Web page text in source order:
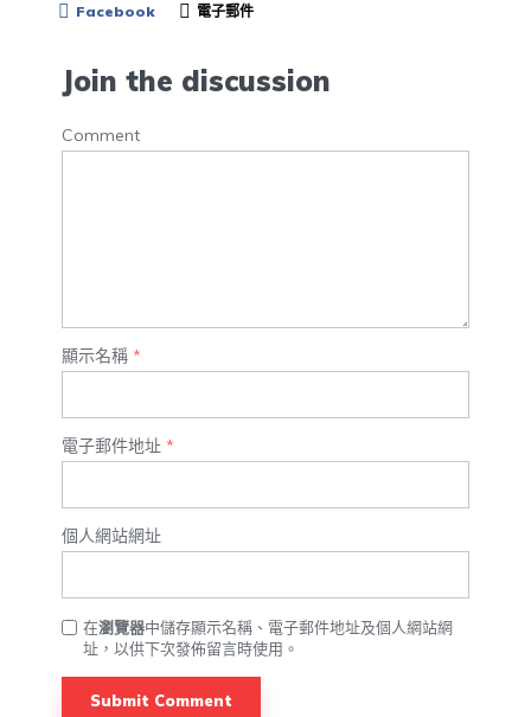
Facebook 電子郵件
Join the discussion
Comment
顯示名稱 *
電子郵件地址 *
個人網站網址
在瀏覽器中儲存顯示名稱、電子郵件地址及個人網站網
址，以供下次發佈留言時使用。